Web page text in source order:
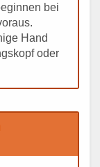
bei
Hand
oder